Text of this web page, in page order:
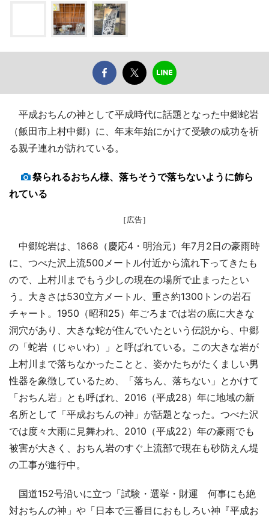
平成おちんの神として平成時代に話題となった中郷蛇岩
（飯田市上村中郷）に、年末年始にかけて受験の成功を祈
る親子連れが訪れている。
祭られるおちん様、落ちそうで落ちないように飾ら
れている
［広告］
中郷蛇岩は、1868（慶応4・明治元）年7月2日の豪雨時
に、つべた沢上流500メートル付近から流れ下ってきたも
ので、上村川までもう少しの現在の場所で止まったとい
う。大きさは530立方メートル、重さ約1300トンの岩石
チャート。1950（昭和25）年ごろまでは岩の底に大きな
洞穴があり、大きな蛇が住んでいたという伝説から、中郷
の「蛇岩（じゃいわ）」と呼ばれている。この大きな岩が
上村川まで落ちなかったことと、姿かたちがたくましい男
性器を象徴しているため、「落ちん、落ちない」とかけて
「おちん岩」とも呼ばれ、2016（平成28）年に地域の新
名所として「平成おちんの神」が話題となった。つべた沢
では度々大雨に見舞われ、2010（平成22）年の豪雨でも
被害が大きく、おちん岩のすぐ上流部で現在も砂防えん堤
の工事が進行中。
国道152号沿いに立つ「試験・選挙・財運 何事にも絶
対おちんの神」や「日本で三番目におもしろい神『平成お